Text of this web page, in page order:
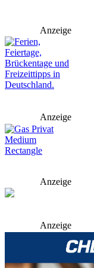
Anzeige
Anzeige
Anzeige
Anzeige